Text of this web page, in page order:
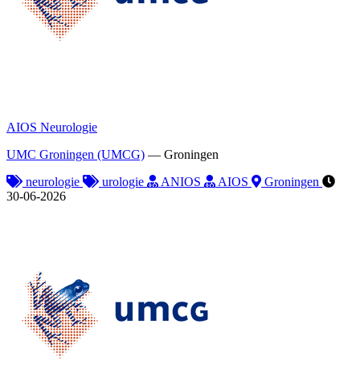
AIOS Neurologie
UMC Groningen (UMCG) — Groningen
neurologie
urologie ANIOS AIOS
Groningen
30-06-2026